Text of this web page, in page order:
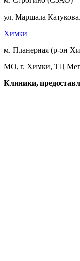
ул. Маршала
Химки
м. Планерная (р-он
МО, г. Химки, ТЦ
Клиники,